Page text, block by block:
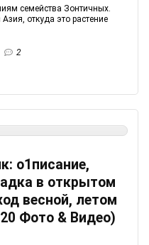
семейства Зонтичных.
откуда это растение
2
о1писание,
в открытом
весной, летом
Фото & Видео)